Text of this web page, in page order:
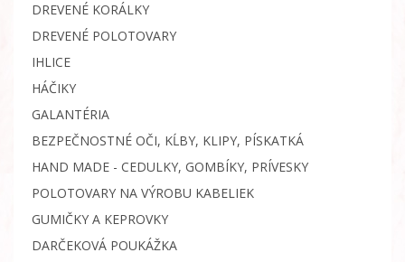
DREVENÉ KORÁLKY
DREVENÉ POLOTOVARY
IHLICE
HÁČIKY
GALANTÉRIA
BEZPEČNOSTNÉ OČI, KĹBY, KLIPY, PÍSKATKÁ
HAND MADE - CEDULKY, GOMBÍKY, PRÍVESKY
POLOTOVARY NA VÝROBU KABELIEK
GUMIČKY A KEPROVKY
DARČEKOVÁ POUKÁŽKA